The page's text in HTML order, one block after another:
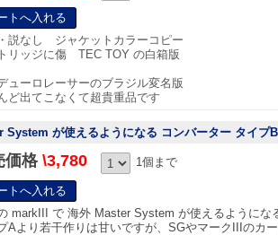
説なし ジャケットカラーコピー
リッジに傷 TEC TOY の白箱版
ューロレーサーのブラジル変名版
ど出てこなくて超貴重品です
System が使えるようになる コンバーター タイプB
価格 \3,780 1個まで
markIII で 海外 Master System が使えるようにな
Aより若干作りは甘いですが、SGやマークIIIのカ